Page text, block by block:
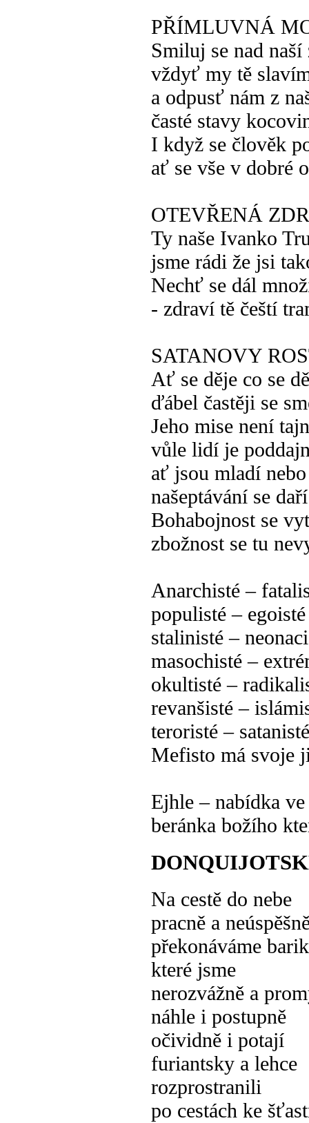
PŘÍMLUVNÁ
Smiluj se nad
vždyť my tě
a odpusť nám z
časté stavy
I když se člověk
ať se vše v dobré
OTEVŘENÁ
Ty naše Ivanko
jsme rádi že jsi
Nechť se dál
- zdraví tě čeští
SATANOVY
Ať se děje co se
ďábel častěji se
Jeho mise není
vůle lidí je
ať jsou mladí
našeptávání se daří
Bohabojnost se
zbožnost se tu
Anarchisté –
populisté – egoisté
stalinisté –
masochisté –
okultisté –
revanšisté –
teroristé – satanisté
Mefisto má svoje
Ejhle – nabídka
beránka božího
Na cestě do nebe
pracně a
překonáváme
které jsme
nerozvážně a
náhle i postupně
očividně i potají
furiantsky a lehce
rozprostranili
po cestách ke